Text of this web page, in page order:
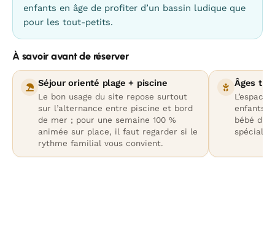
enfants en âge de profiter d’un bassin ludique que
pour les tout-petits.
À savoir avant de réserver
Séjour orienté plage + piscine
Le bon usage du site repose surtout
sur l’alternance entre piscine et bord
de mer ; pour une semaine 100 %
animée sur place, il faut regarder si le
rythme familial vous convient.
Âges
enfants,
bébé